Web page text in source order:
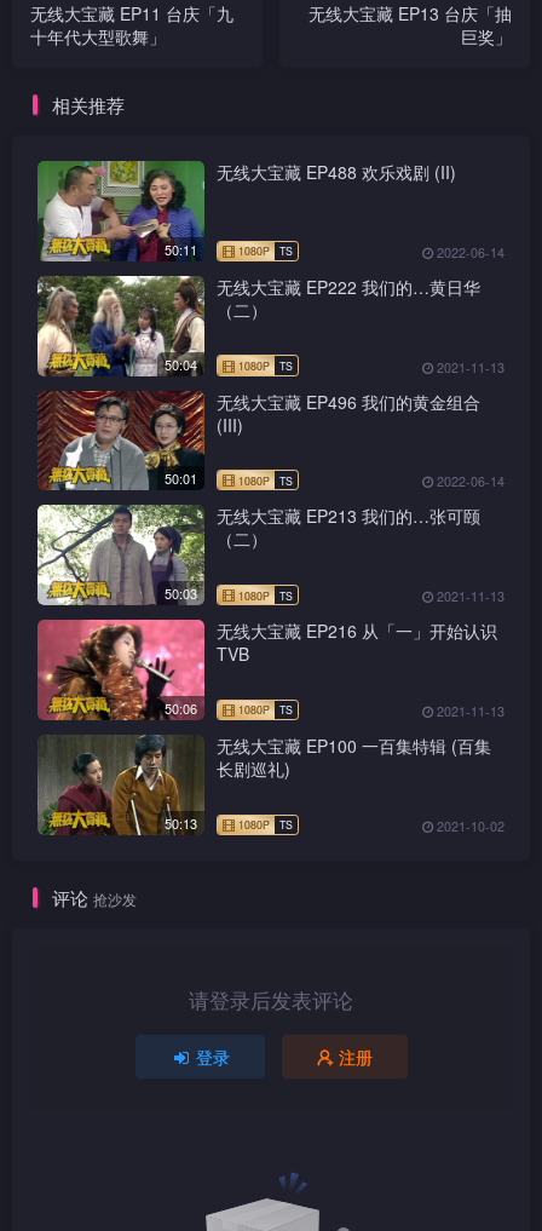
无线大宝藏 EP11 台庆「九
十年代大型歌舞」
无线大宝藏 EP13 台庆「抽
巨奖」
相关推荐
50:11
无线大宝藏 EP488 欢乐戏剧 (II)
1080P
2022-06-14
50:04
无线大宝藏 EP222 我们的…黄日华
（二）
2021-11-13
50:01
无线大宝藏 EP496 我们的黄金组合
(III)
2022-06-14
50:03
无线大宝藏 EP213 我们的…张可颐
（二）
2021-11-13
50:06
无线大宝藏 EP216 从「一」开始认识
TVB
2021-11-13
50:13
无线大宝藏 EP100 一百集特辑 (百集
长剧巡礼)
2021-10-02
评论 抢沙发
请登录后发表评论
登录 注册